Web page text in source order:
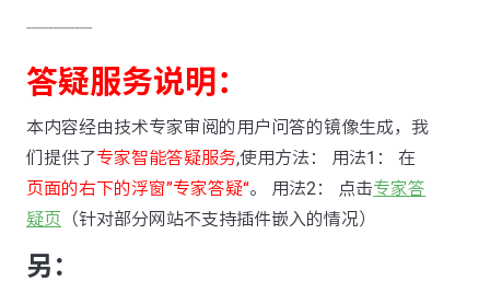
---------------
答疑服务说明：
本内容经由技术专家审阅的用户问答的镜像生成，我
们提供了专家智能答疑服务,使用方法： 用法1： 在
页面的右下的浮窗”专家答疑“。 用法2： 点击专家答
疑页 （针对部分网站不支持插件嵌入的情况）
另：